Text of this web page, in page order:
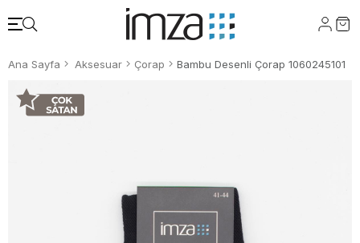
Ana Sayfa Aksesuar Çorap Bambu Desenli Çorap 1060245101